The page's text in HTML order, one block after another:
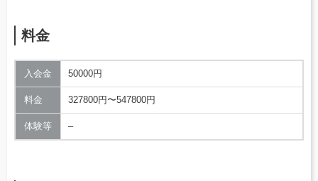
料金
入会金 50000円
料金 327800円〜547800円
体験等 –